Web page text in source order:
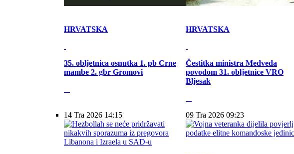
HRVATSKA
35. obljetnica osnutka 1. pb Crne
mambe 2. gbr Gromovi
HRVATSKA
Čestitka ministra Medveda
povodom 31. obljetnice VRO
Bljesak
14 Tra 2026 14:15 09 Tra 2026 09:23